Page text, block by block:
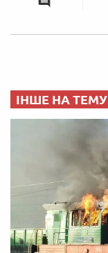
ІНШЕ НА ТЕМУ